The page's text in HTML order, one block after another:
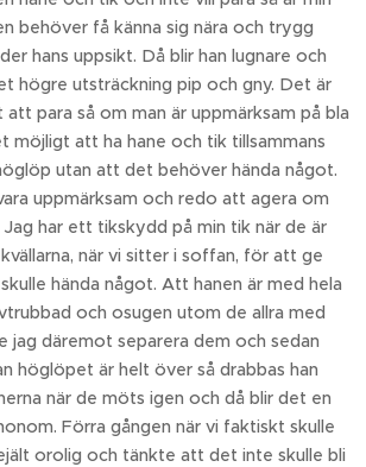
behöver få känna sig nära och trygg
hans uppsikt. Då blir han lugnare och
högre utsträckning pip och gny. Det är
para så om man är uppmärksam på bla
möjligt att ha hane och tik tillsammans
utan att det behöver hända något.
uppmärksam och redo att agera om
har ett tikskydd på min tik när de är
när vi sitter i soffan, för att ge
hända något. Att hanen är med hela
och osugen utom de allra med
jag däremot separera dem och sedan
höglöpet är helt över så drabbas han
när de möts igen och då blir det en
Förra gången när vi faktiskt skulle
orolig och tänkte att det inte skulle bli